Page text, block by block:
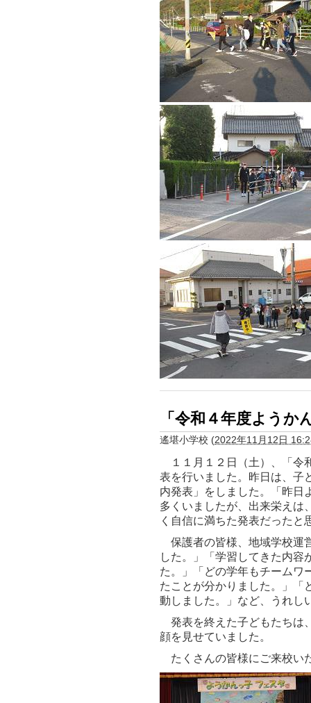
「令和４年度ようか
遙堪小学校 (2022年11月12日
１１月１２日（土）、「令
表を行いました。昨日は、子
内発表」をしました。「昨日
多くいましたが、出来栄えは
く自信に満ちた発表だったと
保護者の皆様、地域学校運
した。」「学習してきた内容
た。」「どの学年もチームワ
たことが分かりました。」「
動しました。」など、うれし
発表を終えた子どもたちは
顔を見せていました。
たくさんの皆様にご来校い